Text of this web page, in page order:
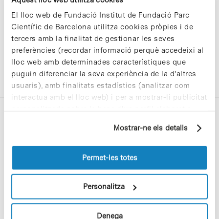
El lloc web de Fundació Institut de Fundació Parc
Científic de Barcelona utilitza cookies pròpies i de
tercers amb la finalitat de gestionar les seves
preferències (recordar informació perquè accedeixi al
lloc web amb determinades característiques que
puguin diferenciar la seva experiència de la d'altres
usuaris), amb finalitats estadístics (analitzar com
interactua amb el lloc web) i per a mostrar-li publicitat
personalitzada sobre la base d'un perfil elaborat a
pàgines visitades). Per a obtenir més informació sobre
les cookies pot consultar laPolítica de cookiesdel
Mostrar-ne els detalls
Permet-les totes
Personalitza
Denega
C/Baldiri Reixac, 4-12 i 15